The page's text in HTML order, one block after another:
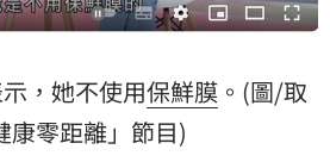
，她不使用保鮮膜。(圖/取
康零距離」節目)